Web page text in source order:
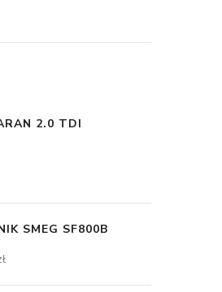
2.0 TDI
SMEG SF800B